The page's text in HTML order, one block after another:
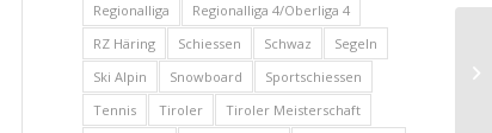
Regionalliga
Regionalliga 4/Oberliga 4
RZ Häring
Schiessen Schwaz
Segeln
Ski Alpin
Snowboard
Sportschiessen
Tennis
Tiroler
Tiroler Meisterschaft